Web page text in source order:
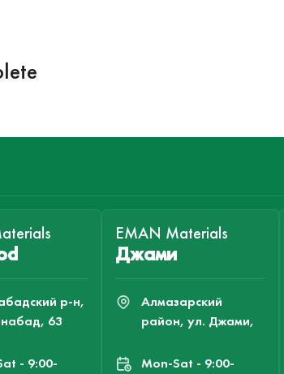
р-н,
63
- 9:00-
EMAN Materials
Джами
Алмазарский
район, ул. Джами,
Mon-Sat - 9:00-